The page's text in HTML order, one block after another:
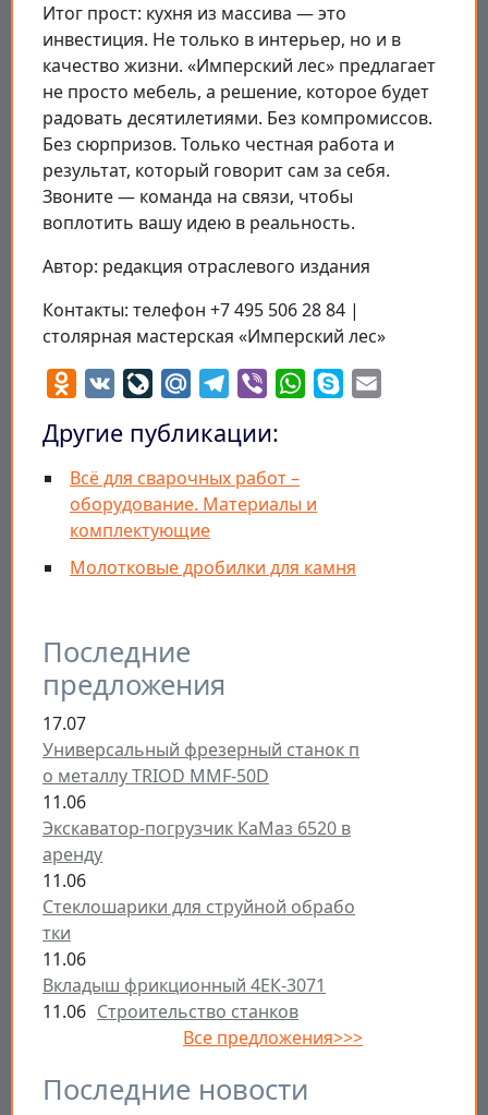
Последние
предложения
17.07
Универсальный фрезерный станок п
о металлу TRIOD MMF-50D
11.06
Экскаватор-погрузчик КаМаз 6520 в
аренду
11.06
Стеклошарики для струйной обрабо
тки
11.06
Вкладыш фрикционный 4ЕК-3071
11.06 Строительство станков
Все предложения>>>
Последние новости
Итог прост: кухня из массива — это
инвестиция. Не только в интерьер, но и в
качество жизни. «Имперский лес» предлагает
не просто мебель, а решение, которое будет
радовать десятилетиями. Без компромиссов.
Без сюрпризов. Только честная работа и
результат, который говорит сам за себя.
Звоните — команда на связи, чтобы
воплотить вашу идею в реальность.
Автор: редакция отраслевого издания
Контакты: телефон +7 495 506 28 84 |
столярная мастерская «Имперский лес»
Odnoklassniki
VK LiveJournal
Mail.RuTelegram
Viber WhatsApp
Skype
Другие публикации:
Всё для сварочных работ –
оборудование. Материалы и
комплектующие
Молотковые дробилки для камня